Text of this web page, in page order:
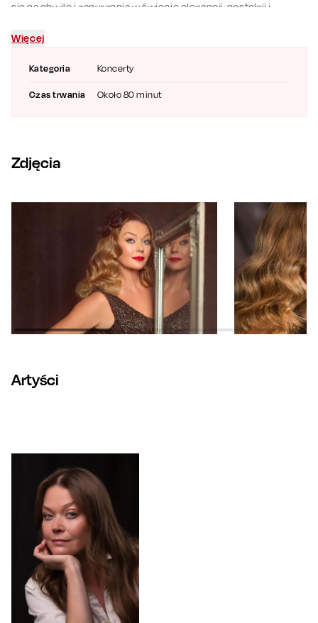
Kategoria Koncerty
Czas trwania Około 80 minut
się na chwilę i zanurzenia w świecie elegancji, nostalgii i
Więcej
Zdjęcia
Artyści